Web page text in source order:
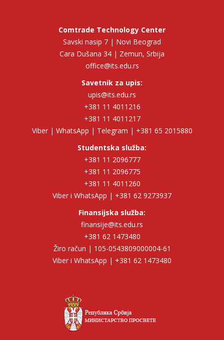
Comtrade Technology Center
Savski nasip 7 | Novi Beograd
Cara Dušana 34 | Zemun, Srbija
office@its.edu.rs
Savetnik za upis:
upis@its.edu.rs
+381 11 4011216
+381 11 4011217
Viber | WhatsApp | Telegram | +381 65 2015880
Studentska služba:
+381 11 2096777
+381 11 2096775
+381 11 4011260
Viber i WhatsApp | +381 62 9273937
Finansijska služba:
finansije@its.edu.rs
+381 62 1473480
Žiro račun | 105-0543809000004-61
Viber i WhatsApp | +381 62 1473480